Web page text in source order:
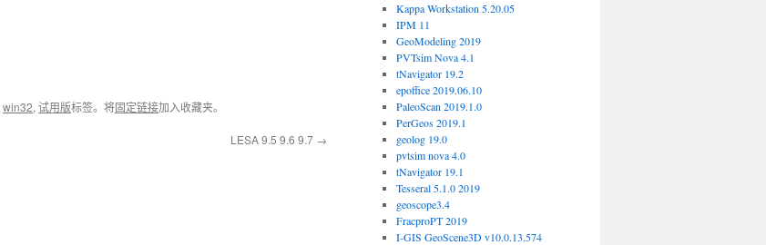
win32, 试用版标签。将固定链接加入收藏夹。
LESA 9.5 9.6 9.7 →
Kappa Workstation 5.20.05
IPM 11
GeoModeling 2019
PVTsim Nova 4.1
tNavigator 19.2
epoffice 2019.06.10
PaleoScan 2019.1.0
PerGeos 2019.1
geolog 19.0
pvtsim nova 4.0
tNavigator 19.1
Tesseral 5.1.0 2019
geoscope3.4
FracproPT 2019
I-GIS GeoScene3D v10.0.13.574